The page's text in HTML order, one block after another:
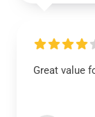
Great value